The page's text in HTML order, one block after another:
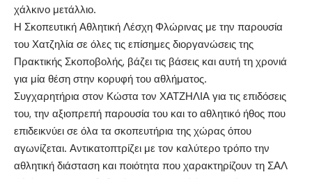
χάλκινο μετάλλιο.
Η Σκοπευτική Αθλητική Λέσχη Φλώρινας με την παρουσία
του Χατζηλία σε όλες τις επίσημες διοργανώσεις της
Πρακτικής Σκοποβολής, βάζει τις βάσεις και αυτή τη χρονιά
για μία θέση στην κορυφή του αθλήματος.
Συγχαρητήρια στον Κώστα τον ΧΑΤΖΗΛΙΑ για τις επιδόσεις
του, την αξιοπρεπή παρουσία του και το αθλητικό ήθος που
επιδεικνύει σε όλα τα σκοπευτήρια της χώρας όπου
αγωνίζεται. Αντικατοπτρίζει με τον καλύτερο τρόπο την
αθλητική διάσταση και ποιότητα που χαρακτηρίζουν τη ΣΑΛ